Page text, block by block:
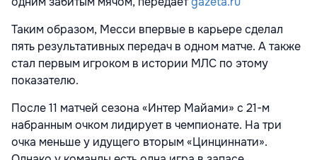
Таким образом, Месси впервые в карьере сделал
пять результативных передач в одном матче. А также
стал первым игроком в истории МЛС по этому
показателю.
После 11 матчей сезона «Интер Майами» с 21-м
набранным очком лидирует в чемпионате. На три
очка меньше у идущего вторым «Цинциннати».